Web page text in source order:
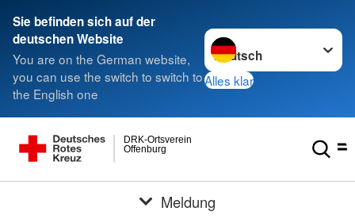
Sie befinden sich auf der
deutschen Website
You are on the German website,
you can use the switch to switch to
the English one
Sprache wechseln zu
Alles klar
Offenburg
DRK-Ortsverein
Meldung